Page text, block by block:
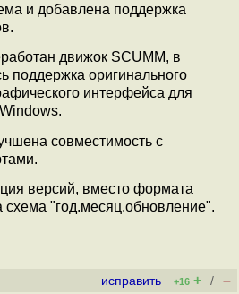
и добавлена поддержка
движок SCUMM, в
поддержка оригинального
интерфейса для
совместимость с
версий, вместо формата
схема "год.меcяц.обновление".
исправить +16 + / –